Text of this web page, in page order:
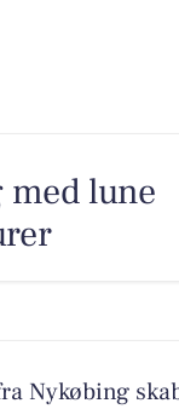
lune
Nykøbing